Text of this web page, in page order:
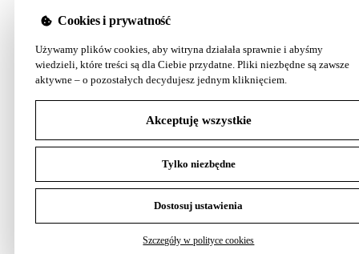
Cookies i prywatność
Używamy plików cookies, aby witryna działała sprawnie i abyśmy
wiedzieli, które treści są dla Ciebie przydatne. Pliki niezbędne są zawsze
aktywne – o pozostałych decydujesz jednym kliknięciem.
Akceptuję wszystkie
Tylko niezbędne
Dostosuj ustawienia
Szczegóły w polityce cookies